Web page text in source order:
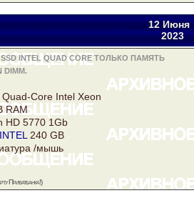
yuriytimoschuk@gmail.com
12 Июня
2023
INTEL QUAD CORE ТОЛЬКО ПАМЯТЬ
DIMM.
Core Intel Xeon
RAM
HD 5770 1Gb
240 GB
/мышь
Приватбанка!)